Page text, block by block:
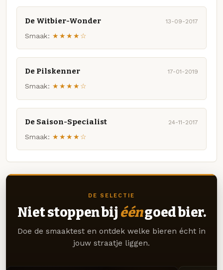
De Witbier-Wonder 13-09-2017
Smaak: ★★★★☆
De Pilskenner 17-01-2019
Smaak: ★★★★☆
De Saison-Specialist 24-11-2017
Smaak: ★★★★☆
DE SELECTIE
Niet stoppen bij ééngoed bier.
Doe de smaaktest en ontdek welke bieren écht in
jouw straatje liggen.